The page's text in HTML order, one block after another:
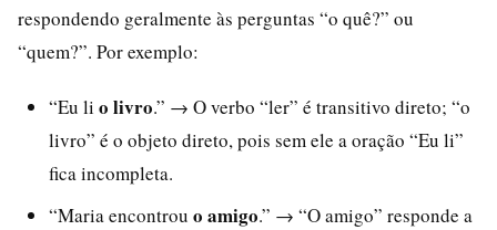
respondendo geralmente às perguntas “o quê?” ou
“quem?”. Por exemplo:
“Eu li o livro.” → O verbo “ler” é transitivo direto; “o
livro” é o objeto direto, pois sem ele a oração “Eu li”
fica incompleta.
“Maria encontrou o amigo.” → “O amigo” responde a